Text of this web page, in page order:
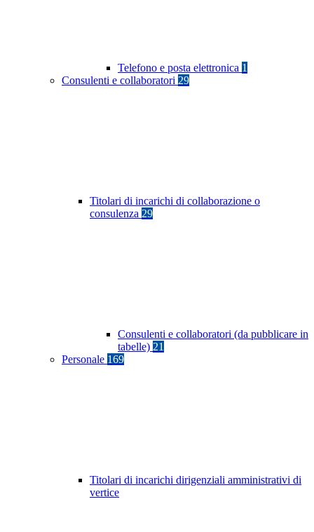
Telefono e posta elettronica 1
Consulenti e collaboratori 29
Titolari di incarichi di collaborazione o
consulenza 29
Consulenti e collaboratori (da pubblicare in
tabelle) 21
Personale 169
Titolari di incarichi dirigenziali amministrativi di
vertice